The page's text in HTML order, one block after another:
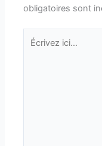
obligatoires sont
Écrivez
ici…